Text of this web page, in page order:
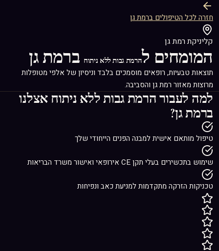
חזרה לכל הטיפולים ברמת גן
קליניקת רמת גן
המומחים להרמת גבות ללא ניתוח ברמת גן
תוצאות טבעיות, רופאים מוסמכים בלבד וניסיון של אלפי מטופלות
מרוצות מאזור רמת גן והסביבה.
למה לעבור הרמת גבות ללא ניתוח אצלנו
ברמת גן?
טיפול מותאם אישית למבנה הפנים הייחודי שלך
שימוש בתכשירים בעלי תקן CE אירופאי ואישור משרד הבריאות
טכניקות הזרקה מתקדמות למניעת כאב ונפיחות